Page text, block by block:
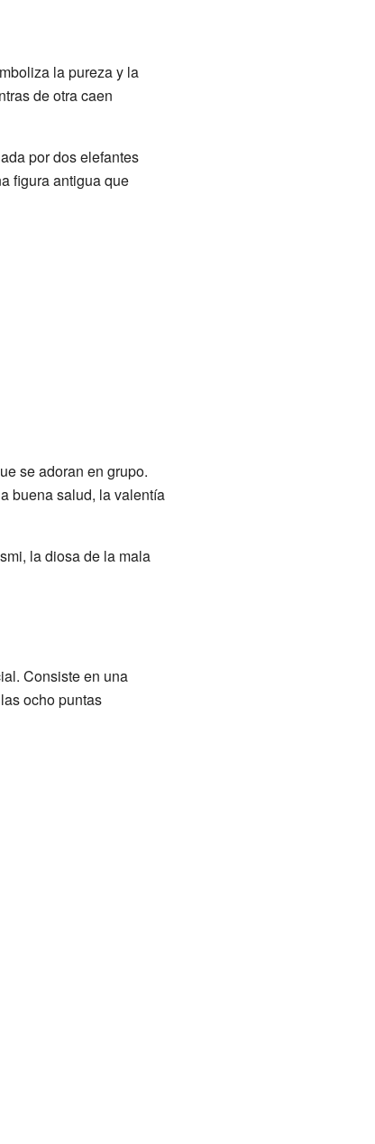
la pureza y la
de otra caen
por dos elefantes
figura antigua que
se adoran en grupo.
buena salud, la valentía
la diosa de la mala
Consiste en una
ocho puntas